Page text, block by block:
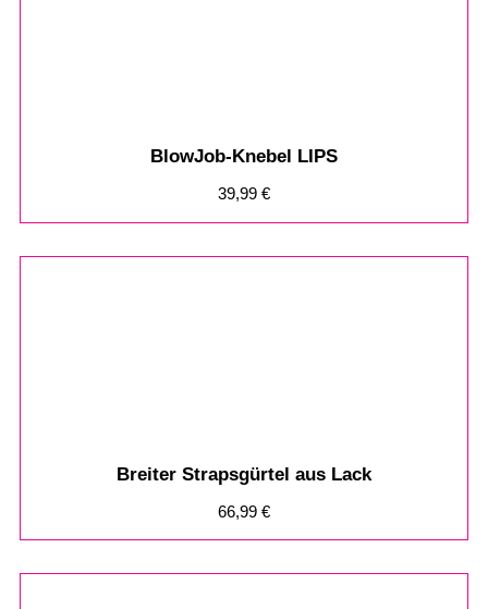
BlowJob-Knebel LIPS
39,99 €
Breiter Strapsgürtel aus Lack
66,99 €